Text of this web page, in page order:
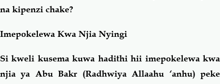
na kipenzi chake?
Imepokelewa Kwa Njia Nyingi
Si kweli kusema kuwa hadithi hii imepokelewa kwa
njia ya Abu Bakr (Radhwiya Allaahu ‘anhu) peke